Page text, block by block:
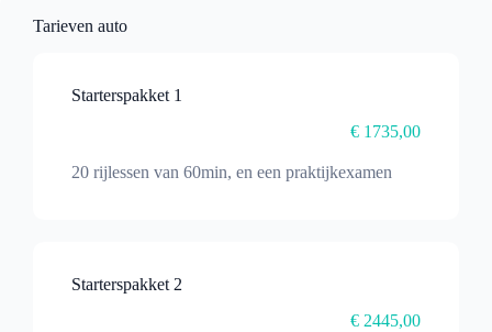
Tarieven auto
Starterspakket 1
€ 1735,00
20 rijlessen van 60min, en een praktijkexamen
Starterspakket 2
€ 2445,00